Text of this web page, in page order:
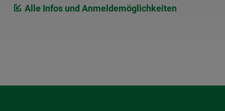
Alle Infos und Anmeldemöglichkeiten